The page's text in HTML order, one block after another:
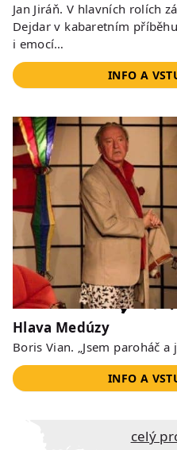
Jan Jiráň. V hlavních rolích
Dejdar v kabaretním
i emocí…
INFO A
Hlava Medúzy
Boris Vian. „Jsem paroháč
INFO A
Celý